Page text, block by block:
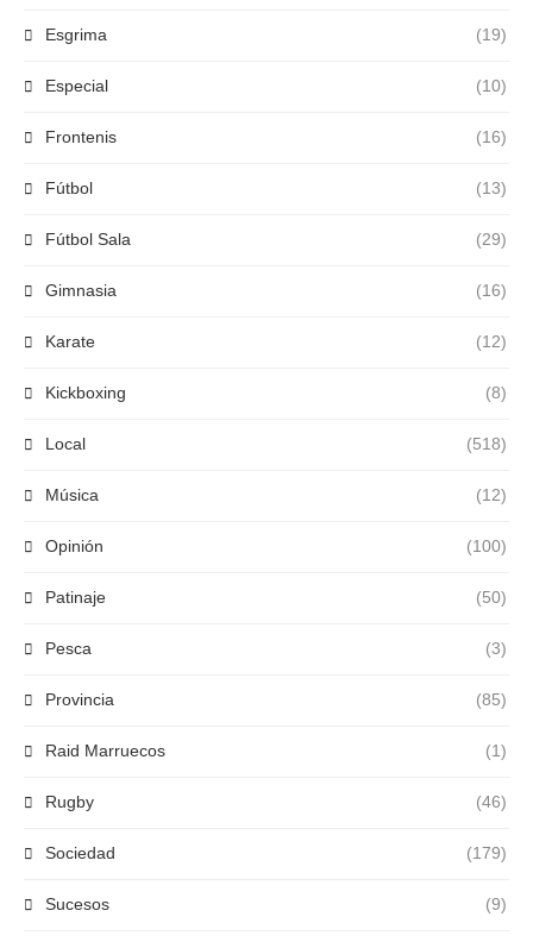
Esgrima (19)
Especial (10)
Frontenis (16)
Fútbol (13)
Fútbol Sala (29)
Gimnasia (16)
Karate (12)
Kickboxing (8)
Local (518)
Música (12)
Opinión (100)
Patinaje (50)
Pesca (3)
Provincia (85)
Raid Marruecos (1)
Rugby (46)
Sociedad (179)
Sucesos (9)